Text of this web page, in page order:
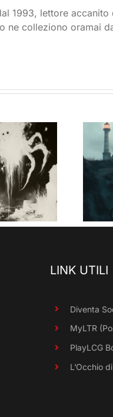
1993, lettore
ne colleziono oramai
del Faro
Bay)
LINK UTILI
Diventa
MyLTR
PlayLCG
L’Occhio